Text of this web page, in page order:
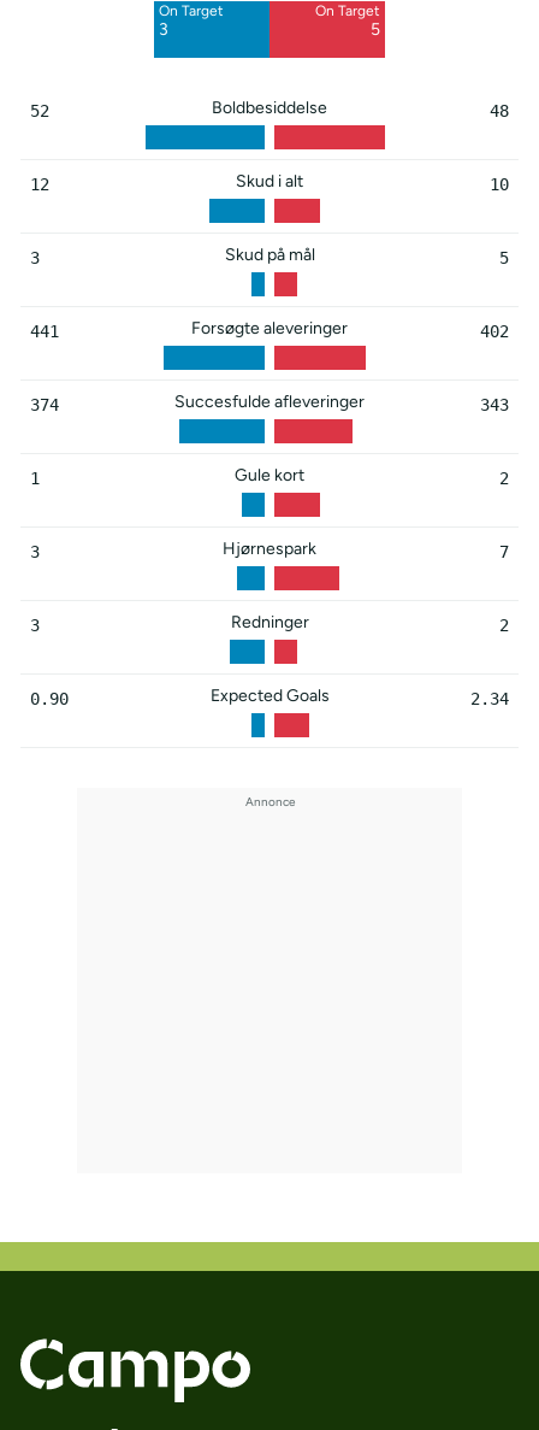
On Target
3
On Target
5
52 Boldbesiddelse 48
12 Skud i alt 10
3 Skud på mål 5
441 Forsøgte aleveringer 402
374 Succesfulde afleveringer 343
1 Gule kort 2
3 Hjørnespark 7
3 Redninger 2
0.90 Expected Goals 2.34